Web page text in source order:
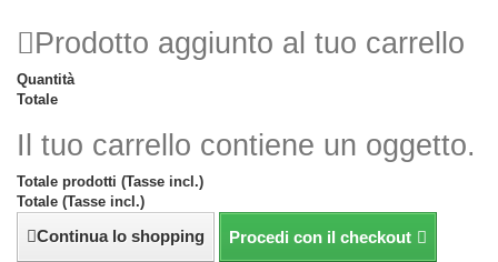
Prodotto aggiunto al tuo carrello
Quantità
Totale
Il tuo carrello contiene un oggetto.
Totale prodotti (Tasse incl.)
Totale (Tasse incl.)
Continua lo shopping Procedi con il checkout